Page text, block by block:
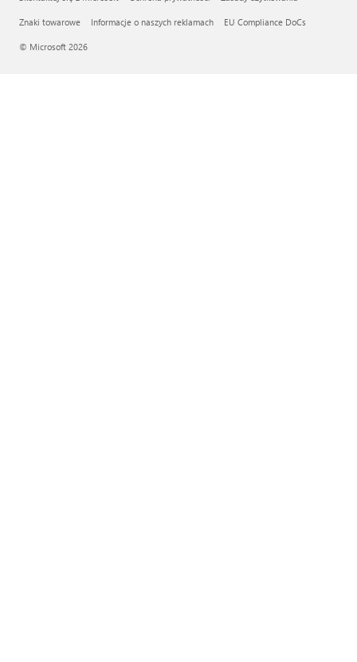
Znaki towarowe Informacje o naszych reklamach EU Compliance DoCs
© Microsoft 2026